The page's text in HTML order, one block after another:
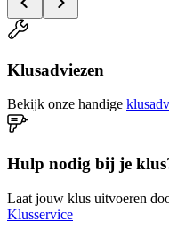
Klusadviezen
Bekijk onze handige
Hulp nodig bij je
Laat jouw klus uitvoeren
Klusservice